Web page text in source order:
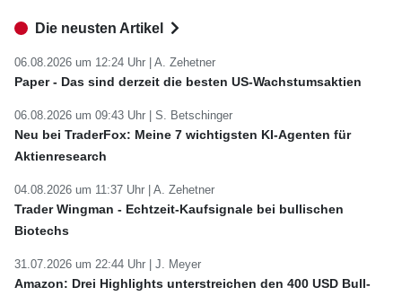
Die neusten Artikel
06.08.2026 um 12:24 Uhr | A. Zehetner
Paper - Das sind derzeit die besten US-Wachstumsaktien
06.08.2026 um 09:43 Uhr | S. Betschinger
Neu bei TraderFox: Meine 7 wichtigsten KI-Agenten für
Aktienresearch
04.08.2026 um 11:37 Uhr | A. Zehetner
Trader Wingman - Echtzeit-Kaufsignale bei bullischen
Biotechs
31.07.2026 um 22:44 Uhr | J. Meyer
Amazon: Drei Highlights unterstreichen den 400 USD Bull-